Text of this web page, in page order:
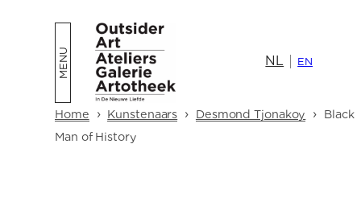
Home › Kunstenaars › Desmond Tjonakoy › Black
Man of History
NL EN